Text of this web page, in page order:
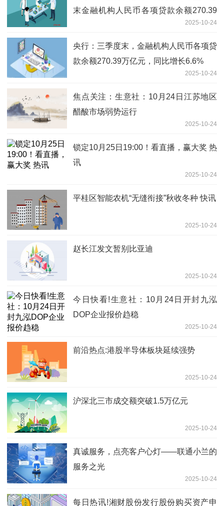
末金融机构人民币各项贷款余额270.39
2025-10-24
央行：三季度末，金融机构人民币各项贷
款余额270.39万亿元，同比增长6.6%
2025-10-24
焦点关注：生意社：10月24日江苏地区
醋酸市场弱势运行
2025-10-24
锁定10月25日19:00！看直播，赢大奖 热
讯
2025-10-24
平桂区智能农机“无缝衔接”秋收冬种 快讯
2025-10-24
赵长江发文暂别比亚迪
2025-10-24
今日快看!生意社：10月24日开封九泓
DOP企业报价趋稳
2025-10-24
前沿热点:港股半导体板块延续强势
2025-10-24
沪深北三市成交额突破1.5万亿元
2025-10-24
真诚服务，点亮客户心灯——联通小兰的
服务之光
2025-10-24
每日热讯!湘财股份发行股份购买资产申